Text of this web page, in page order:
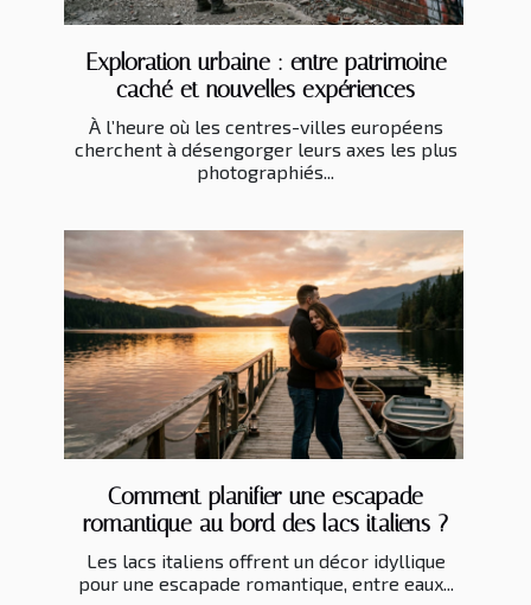
Exploration urbaine : entre patrimoine
caché et nouvelles expériences
À l’heure où les centres-villes européens
cherchent à désengorger leurs axes les plus
photographiés...
Comment planifier une escapade
romantique au bord des lacs italiens ?
Les lacs italiens offrent un décor idyllique
pour une escapade romantique, entre eaux...